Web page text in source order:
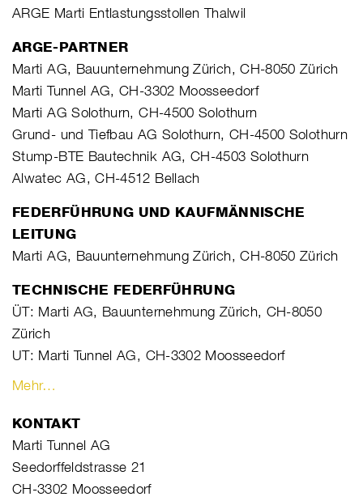
ARGE Marti Entlastungsstollen Thalwil
ARGE-PARTNER
Marti AG, Bauunternehmung Zürich, CH-8050 Zürich
Marti Tunnel AG, CH-3302 Moosseedorf
Marti AG Solothurn, CH-4500 Solothurn
Grund- und Tiefbau AG Solothurn, CH-4500 Solothurn
Stump-BTE Bautechnik AG, CH-4503 Solothurn
Alwatec AG, CH-4512 Bellach
FEDERFÜHRUNG UND KAUFMÄNNISCHE
LEITUNG
Marti AG, Bauunternehmung Zürich, CH-8050 Zürich
TECHNISCHE FEDERFÜHRUNG
ÜT: Marti AG, Bauunternehmung Zürich, CH-8050
Zürich
UT: Marti Tunnel AG, CH-3302 Moosseedorf
Mehr…
KONTAKT
Marti Tunnel AG
Seedorffeldstrasse 21
CH-3302 Moosseedorf